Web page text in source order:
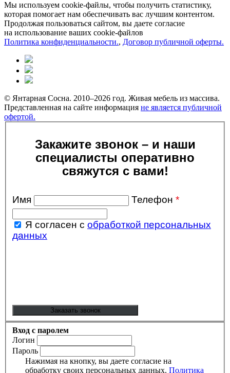
Мы используем cookie-файлы, чтобы получить статистику,
которая помогает нам обеспечивать вас лучшим контентом.
Продолжая пользоваться сайтом, вы даете согласие
на использование ваших cookie-файлов
Политика конфиденциальности., Договор публичной оферты.
© Янтарная Сосна. 2010–2026 год. Живая мебель из массива.
Представленная на сайте информация не является публичной
офертой.
Закажите звонок – и наши
специалисты оперативно
свяжутся с вами!
Имя Телефон *
Я согласен с обработкой персональных
данных
Вход с паролем
Логин
Пароль
Нажимая на кнопку, вы даете согласие на
обработку своих персональных данных. Политика